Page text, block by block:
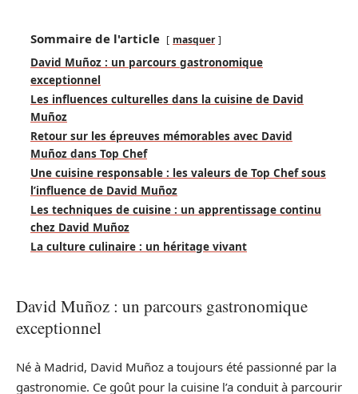
Sommaire de l'article masquer
David Muñoz : un parcours gastronomique
exceptionnel
Les influences culturelles dans la cuisine de David
Muñoz
Retour sur les épreuves mémorables avec David
Muñoz dans Top Chef
Une cuisine responsable : les valeurs de Top Chef sous
l’influence de David Muñoz
Les techniques de cuisine : un apprentissage continu
chez David Muñoz
La culture culinaire : un héritage vivant
David Muñoz : un parcours gastronomique
exceptionnel
Né à Madrid, David Muñoz a toujours été passionné par la
gastronomie. Ce goût pour la cuisine l’a conduit à parcourir